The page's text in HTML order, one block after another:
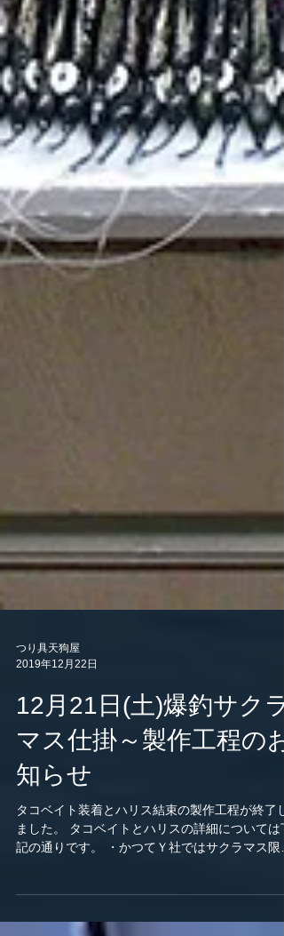
つり具天狗屋
2019年12月22日
12月21日(土)爆釣サクラ
マス仕掛～製作工程のお
知らせ
記の通りです。 ・かつてＹ社ではサクラマス限